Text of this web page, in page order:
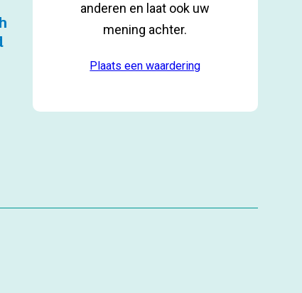
anderen en laat ook uw
mening achter.
Plaats een waardering